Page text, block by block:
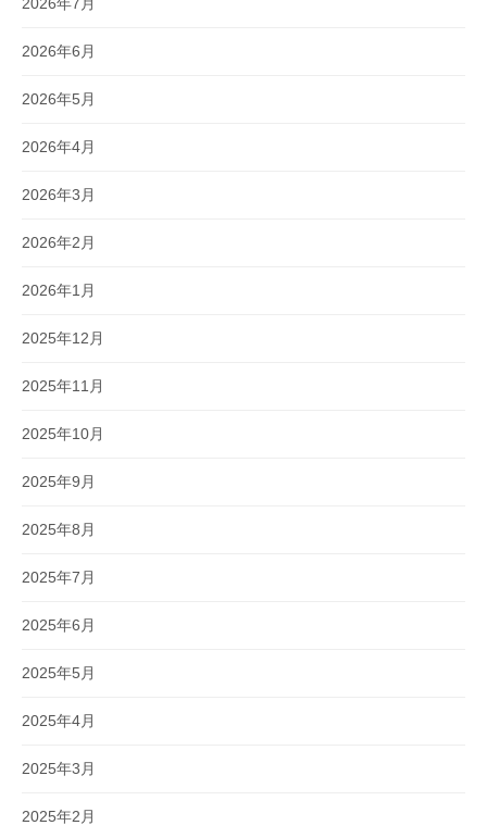
2026年7月
2026年6月
2026年5月
2026年4月
2026年3月
2026年2月
2026年1月
2025年12月
2025年11月
2025年10月
2025年9月
2025年8月
2025年7月
2025年6月
2025年5月
2025年4月
2025年3月
2025年2月